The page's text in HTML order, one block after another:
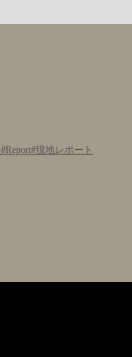
Report 現地レポート